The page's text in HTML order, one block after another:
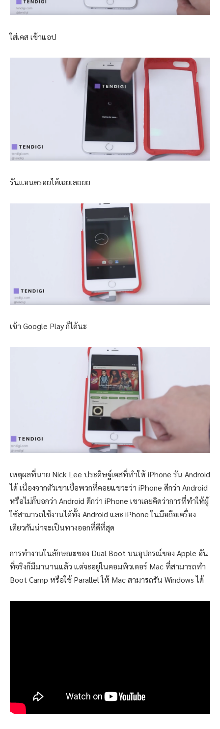
ใส่เคส เข้าแอป
รันแอนดรอยได้เฉยเลยยย
เข้า Google Play ก็ได้นะ
เหตุผลที่นาย Nick Lee ประดิษฐ์เคสที่ทำให้ iPhone รัน Android
ได้ เนื่องจากตัวเขาเบื่อพวกที่คอยแขวะว่า iPhone ดีกว่า Android
หรือไม่ก็บอกว่า Android ดีกว่า iPhone เขาเลยคิดว่าการที่ทำให้ผู้
ใช้สามารถใช้งานได้ทั้ง Android และ iPhone ในมือถือเครื่อง
เดียวกันน่าจะเป็นทางออกที่ดีที่สุด
การทำงานในลักษณะของ Dual Boot บนอุปกรณ์ของ Apple อัน
ที่จริงก็มีมานานแล้ว แต่จะอยู่ในคอมพิวเตอร์ Mac ที่สามารถทำ
Boot Camp หรือใช้ Parallel ให้ Mac สามารถรัน Windows ได้